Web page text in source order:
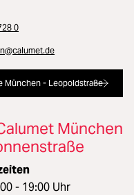
0
München - Leopoldstraße
München
- 19:00 Uhr